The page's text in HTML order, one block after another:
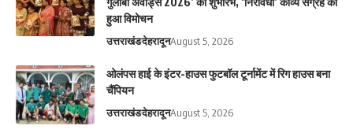
हुआ विमोचन
उत्तराखंडदेहरादूनAugust 5, 2026
ओलंपस हाई के इंटर-हाउस फुटबॉल टूर्नामेंट में रिग हाउस बना
चैंपियन
उत्तराखंडदेहरादूनAugust 5, 2026